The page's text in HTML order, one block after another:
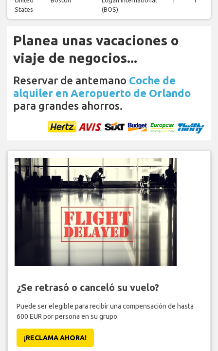
States
(BOS)
Planea unas vacaciones o
viaje de negocios...
Reservar de antemano Coche de
alquiler en Aeropuerto de Orlando
para grandes ahorros.
¿Se retrasó o canceló su vuelo?
Puede ser elegible para recibir una compensación de hasta
600 EUR por persona en su grupo.
¡RECLAMA AHORA!